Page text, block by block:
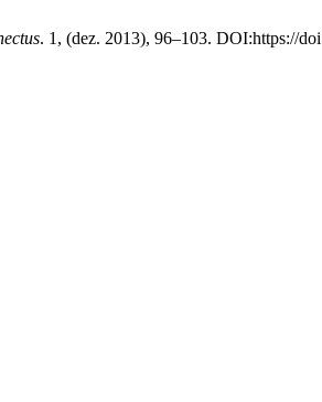
. 1, (dez. 2013), 96–103. DOI:https://